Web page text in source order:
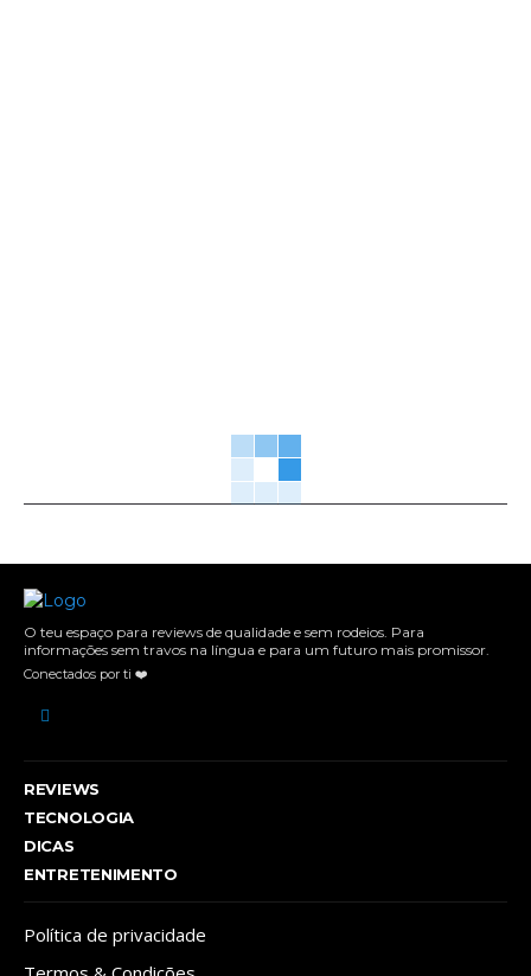
O teu espaço para reviews de qualidade e sem rodeios. Para
informações sem travos na língua e para um futuro mais promissor.
Conectados por ti ❤️
REVIEWS
TECNOLOGIA
DICAS
ENTRETENIMENTO
Política de privacidade